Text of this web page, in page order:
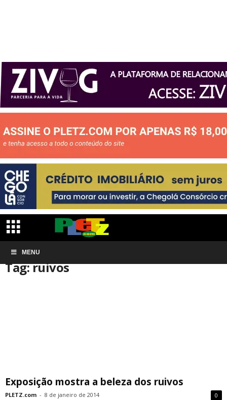
MENU
Início Tags
Tag: ruivos
Exposição mostra a beleza dos ruivos
PLETZ.com - 8 de janeiro de 2014 0